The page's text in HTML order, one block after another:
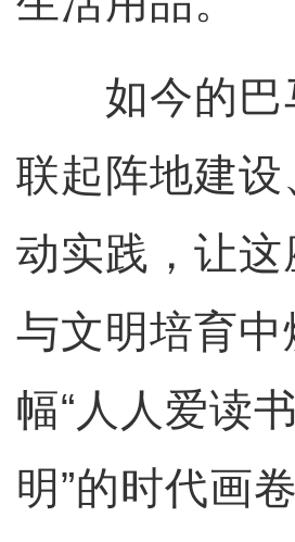
如今的巴
联起阵地建
动实践，让
与文明培育
幅“人人爱读
明”的时代画